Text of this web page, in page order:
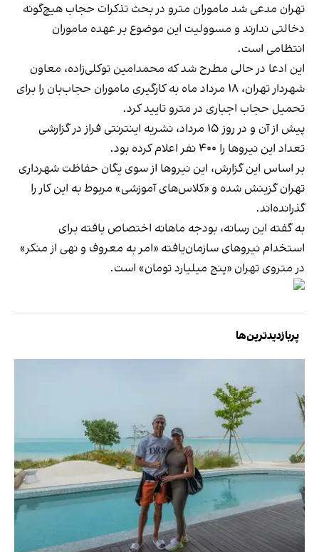
تهران مدعی شد ماموران مترو در بحث تذکرات حجاب هیچ‌گونه
دخالتی ندارند و مسوولیت این موضوع بر عهده ماموران
انتظامی است.
این ادعا در حالی مطرح شد که محمدامین توکلی‌زاده، معاون
شهردار تهران، ۱۸ مرداد ماه به کارگیری ماموران حجاب‌بان را برای
تحمیل حجاب اجباری در مترو تایید کرد.
پیش از آن و در روز ۱۵ مرداد، نشریه اینترنتی فراز در گزارشی
تعداد این نیروها را ۴۰۰ نفر اعلام کرده بود.
بر اساس این گزارش، این نیروها از سوی یگان حفاظت شهرداری
تهران گزینش شده و «کلاس‌های آموزشی» مربوط به این کار را
گذرانده‌اند.
به گفته این رسانه، بودجه ماهانه اختصاص یافته برای
استخدام نیروهای سازمان‌یافته «امر به معروف و نهی از منکر»
در متروی تهران «پنج میلیارد تومان» است.
پربازدیدترین‌ها